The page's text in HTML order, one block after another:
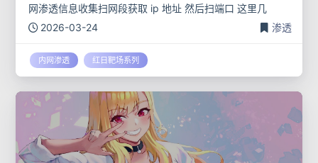
网渗透信息收集扫网段获取 ip 地址 然后扫端口 这里几
2026-03-24
渗透
内网渗透 红日靶场系列